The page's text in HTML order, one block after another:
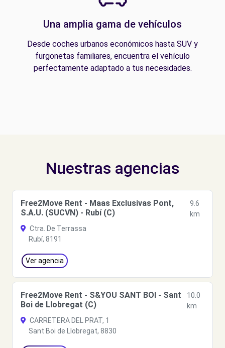
Una amplia gama de vehículos
Desde coches urbanos económicos hasta SUV y
furgonetas familiares, encuentra el vehículo
perfectamente adaptado a tus necesidades.
Nuestras agencias
Free2Move Rent - Maas Exclusivas Pont,
S.A.U. (SUCVN) - Rubí (C)
9.6
km
Ctra. De Terrassa
Rubí, 8191
Ver agencia
Free2Move Rent - S&YOU SANT BOI - Sant
Boi de Llobregat (C)
10.0
km
CARRETERA DEL PRAT, 1
Sant Boi de Llobregat, 8830